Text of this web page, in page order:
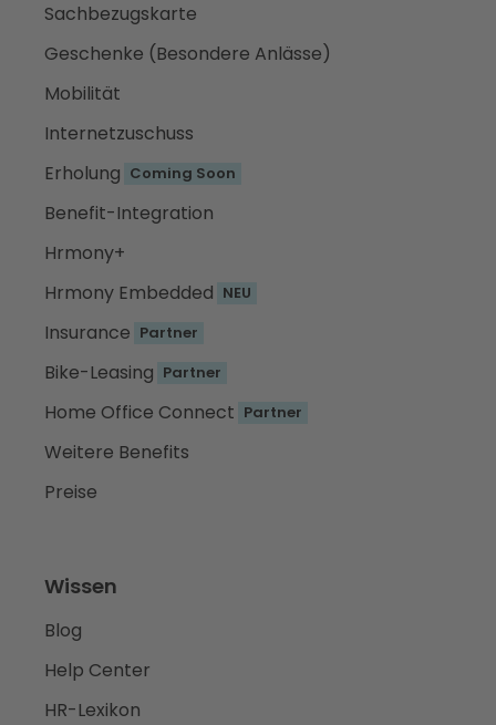
Sachbezugskarte
Geschenke (Besondere Anlässe)
Mobilität
Internetzuschuss
Erholung Coming Soon
Benefit-Integration
Hrmony+
Hrmony Embedded NEU
Insurance Partner
Bike-Leasing Partner
Home Office Connect Partner
Weitere Benefits
Preise
Wissen
Blog
Help Center
HR-Lexikon